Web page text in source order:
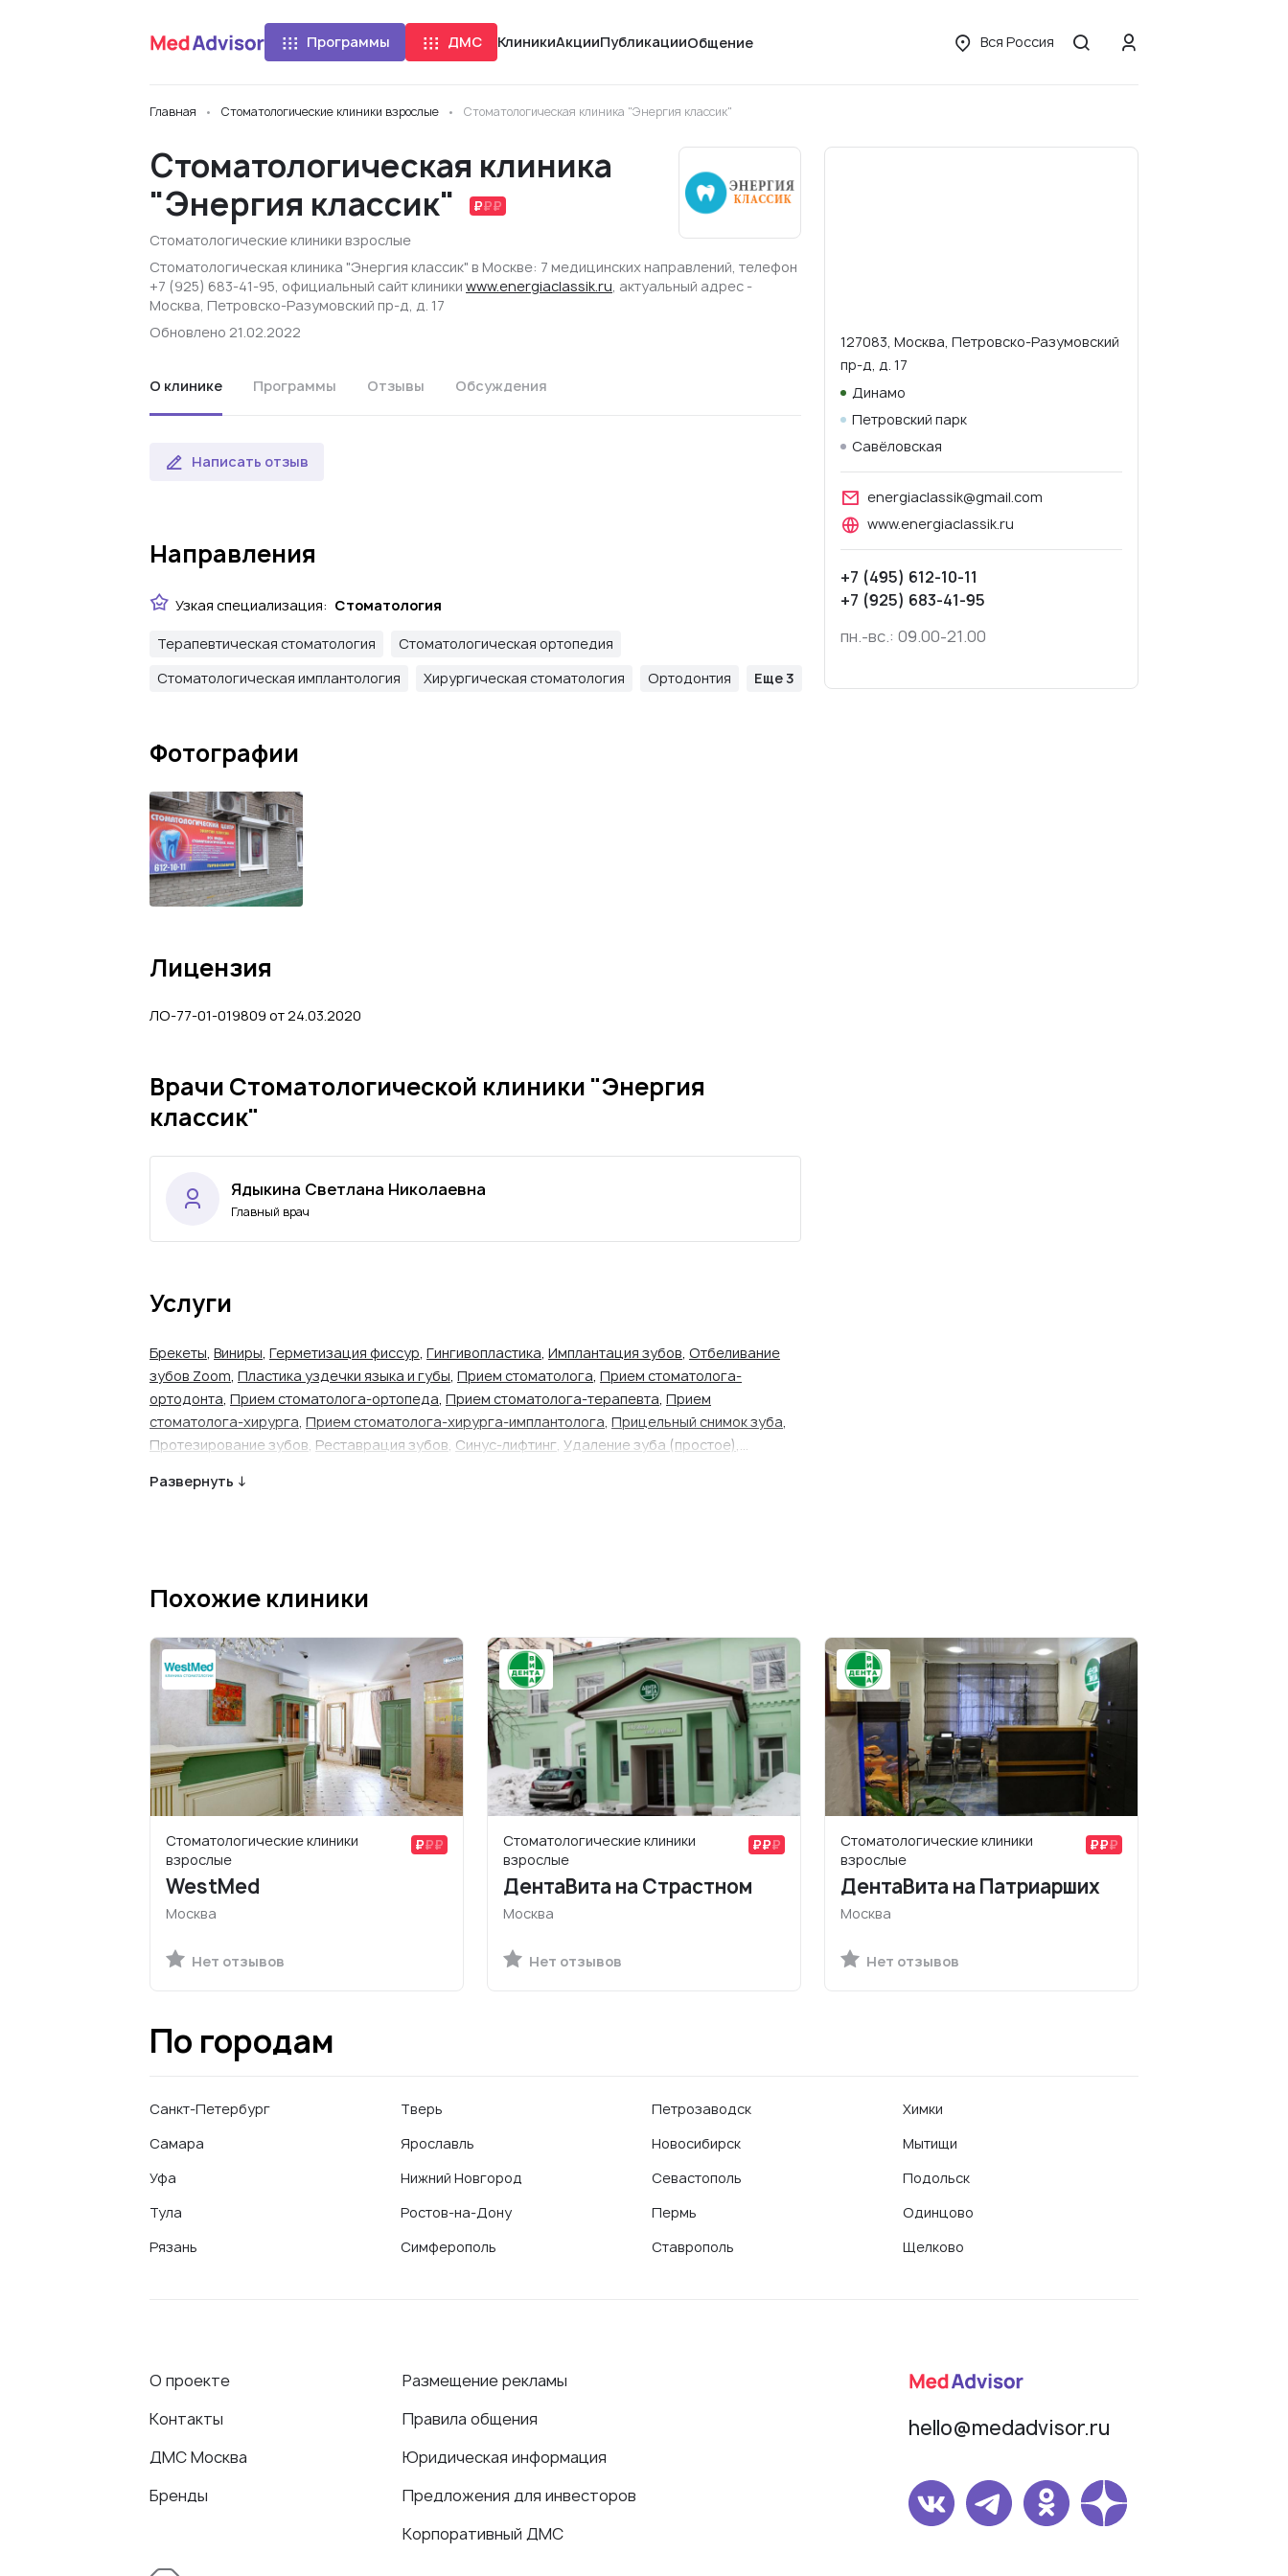
Программы ДМС КлиникиАкцииПубликацииОбщение Вся Россия
Главная Стоматологические клиники взрослые Стоматологическая клиника "Энергия классик"
Стоматологическая клиника
"Энергия классик"
Стоматологические клиники взрослые
Стоматологическая клиника "Энергия классик" в Москве: 7 медицинских направлений, телефон
+7 (925) 683-41-95, официальный сайт клиники www.energiaclassik.ru, актуальный адрес -
Москва, Петровско-Разумовский пр-д, д. 17
Обновлено 21.02.2022
О клинике Программы Отзывы Обсуждения
Написать отзыв
Направления
Узкая специализация: Стоматология
Терапевтическая стоматология
Стоматологическая ортопедия
Стоматологическая имплантология
Хирургическая стоматология Ортодонтия Еще 3
Фотографии
Лицензия
ЛО-77-01-019809 от 24.03.2020
Врачи Стоматологической клиники "Энергия
классик"
Ядыкина Светлана Николаевна
Главный врач
Услуги
Брекеты, Виниры, Герметизация фиссур, Гингивопластика, Имплантация зубов, Отбеливание
зубов Zoom, Пластика уздечки языка и губы, Прием стоматолога, Прием стоматолога-
ортодонта, Прием стоматолога-ортопеда, Прием стоматолога-терапевта, Прием
стоматолога-хирурга, Прием стоматолога-хирурга-имплантолога, Прицельный снимок зуба,
Протезирование зубов, Реставрация зубов, Синус-лифтинг, Удаление зуба (простое),
Развернуть ↓
127083, Москва, Петровско-Разумовский
пр-д, д. 17
Динамо
Петровский парк
Савёловская
energiaclassik@gmail.com
www.energiaclassik.ru
+7 (495) 612-10-11
+7 (925) 683-41-95
пн.-вс.: 09.00-21.00
Похожие клиники
Стоматологические клиники
взрослые
WestMed
Москва
Нет отзывов
Стоматологические клиники
взрослые
ДентаВита на Страстном
Москва
Нет отзывов
Стоматологические клиники
взрослые
ДентаВита на Патриарших
Москва
Нет отзывов
По городам
Санкт-Петербург
Самара
Уфа
Тула
Рязань
Тверь
Ярославль
Нижний Новгород
Ростов-на-Дону
Симферополь
Петрозаводск
Новосибирск
Севастополь
Пермь
Ставрополь
Химки
Мытищи
Подольск
Одинцово
Щелково
О проекте
Контакты
ДМС Москва
Бренды
Размещение рекламы
Правила общения
Юридическая информация
Предложения для инвесторов
Корпоративный ДМС
hello@medadvisor.ru